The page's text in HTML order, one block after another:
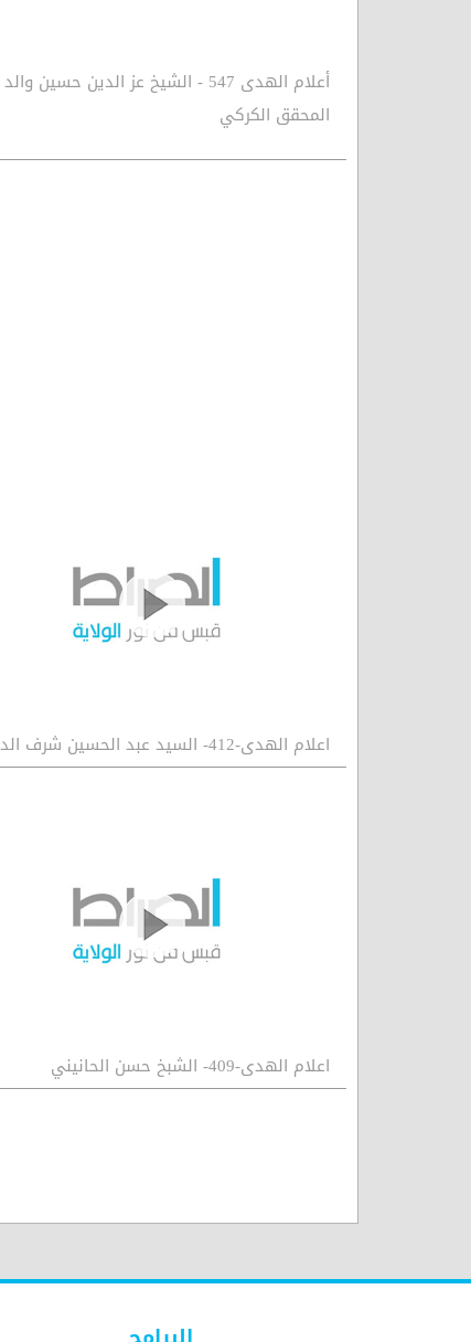
أعلام الهدى 547 - الشيخ عز الدين حسين والد
المحقق الكركي
اعلام الهدى-412- السيد عبد الحسين شرف الدين
اعلام الهدى-409- الشبخ حسن الحانيني